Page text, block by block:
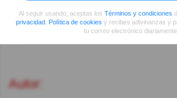
Ver más comentarios
Autor:
Al seguir usando, aceptas los Términos y condiciones
privacidad, Política de cookies y recibes adivinanzas y
tu correo electrónico diariamente.